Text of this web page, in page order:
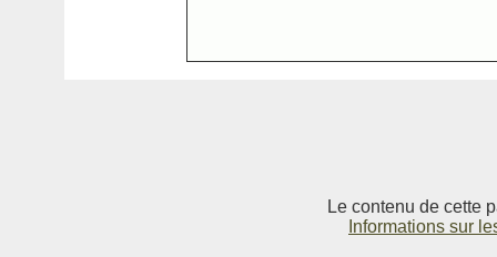
Le contenu de cette
Informations sur